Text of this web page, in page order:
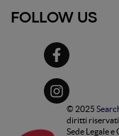
FOLLOW US
© 2025
diritti riservati.
Sede Legale